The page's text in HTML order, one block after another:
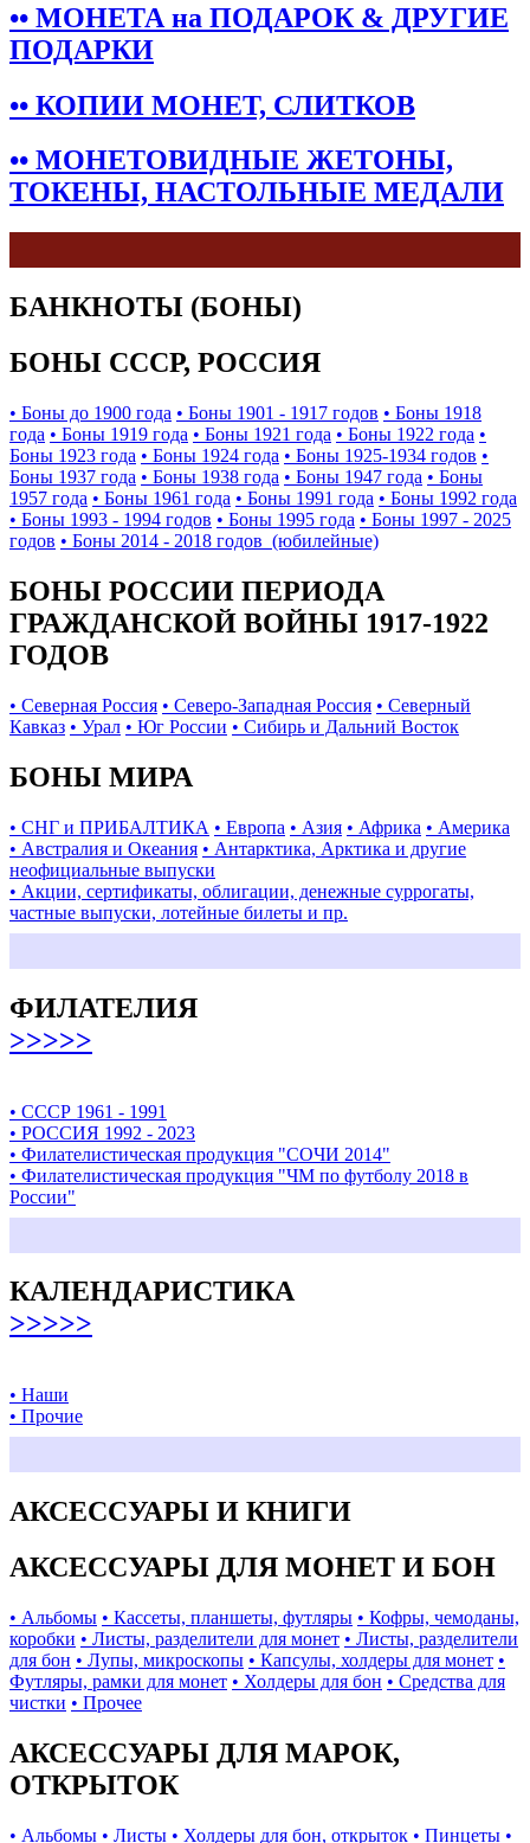
•• МОНЕТА на ПОДАРОК & ДРУГИЕ
ПОДАРКИ
•• КОПИИ МОНЕТ, СЛИТКОВ
•• МОНЕТОВИДНЫЕ ЖЕТОНЫ,
ТОКЕНЫ, НАСТОЛЬНЫЕ МЕДАЛИ
БАНКНОТЫ (БОНЫ)
БОНЫ СССР, РОССИЯ
• Боны до 1900 года • Боны 1901 - 1917 годов • Боны 1918
года • Боны 1919 года • Боны 1921 года • Боны 1922 года •
Боны 1923 года • Боны 1924 года • Боны 1925-1934 годов •
Боны 1937 года • Боны 1938 года • Боны 1947 года • Боны
1957 года • Боны 1961 года • Боны 1991 года • Боны 1992 года
• Боны 1993 - 1994 годов • Боны 1995 года • Боны 1997 - 2025
годов • Боны 2014 - 2018 годов (юбилейные)
БОНЫ РОССИИ ПЕРИОДА
ГРАЖДАНСКОЙ ВОЙНЫ 1917-1922
ГОДОВ
• Северная Россия • Северо-Западная Россия • Северный
Кавказ • Урал • Юг России • Сибирь и Дальний Восток
БОНЫ МИРА
• СНГ и ПРИБАЛТИКА • Европа • Азия • Африка • Америка
• Австралия и Океания • Антарктика, Арктика и другие
неофициальные выпуски
• Акции, сертификаты, облигации, денежные суррогаты,
частные выпуски, лотейные билеты и пр.
ФИЛАТЕЛИЯ
>>>>>
• СССР 1961 - 1991
• РОССИЯ 1992 - 2023
• Филателистическая продукция "СОЧИ 2014"
• Филателистическая продукция "ЧМ по футболу 2018 в
России"
КАЛЕНДАРИСТИКА
>>>>>
• Наши
• Прочие
АКСЕССУАРЫ И КНИГИ
АКСЕССУАРЫ ДЛЯ МОНЕТ И БОН
• Альбомы • Кассеты, планшеты, футляры • Кофры, чемоданы,
коробки • Листы, разделители для монет • Листы, разделители
для бон • Лупы, микроскопы • Капсулы, холдеры для монет •
Футляры, рамки для монет • Холдеры для бон • Средства для
чистки • Прочее
АКСЕССУАРЫ ДЛЯ МАРОК,
ОТКРЫТОК
• Альбомы • Листы • Холдеры для бон, открыток • Пинцеты •